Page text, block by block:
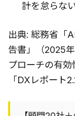
計を怠らな
出典: 総務省「
告書」（2025
プローチの有
「DXレポート